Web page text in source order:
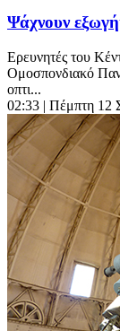
Ψάχνουν
Ερευνητές του
Ομοσπονδιακό
οπτι...
02:33 | Πέμπτη 12